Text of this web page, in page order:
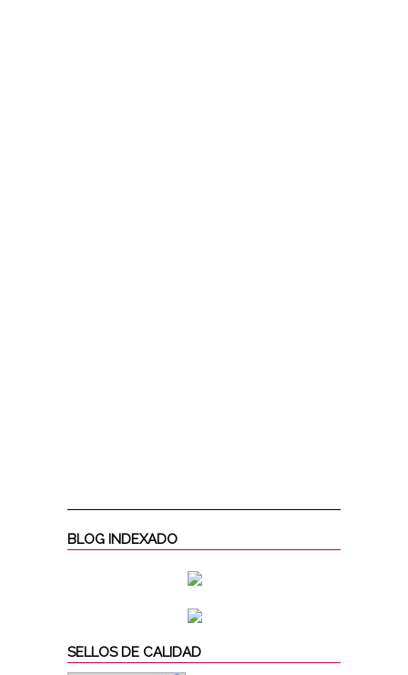
BLOG INDEXADO
SELLOS DE CALIDAD